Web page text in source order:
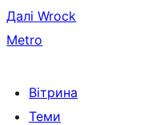
Далі Wrock
Metro
Вітрина
Теми